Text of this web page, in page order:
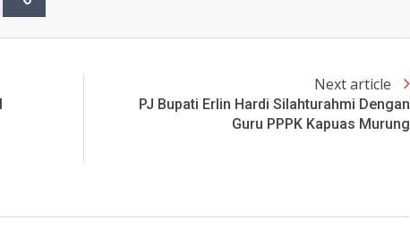
Next article
PJ Bupati Erlin Hardi Silahturahmi Dengan
Guru PPPK Kapuas Murung